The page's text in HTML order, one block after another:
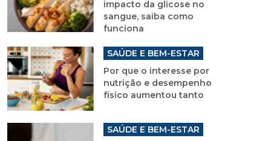
impacto da glicose no
sangue, saiba como
funciona
SAÚDE E BEM-ESTAR
Por que o interesse por
nutrição e desempenho
físico aumentou tanto
SAÚDE E BEM-ESTAR